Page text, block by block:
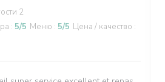
2
: 5/5 Меню : 5/5 Цена / качество :